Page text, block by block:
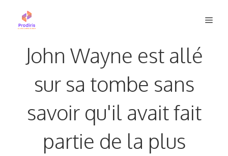
John Wayne est allé
sur sa tombe sans
savoir qu'il avait fait
partie de la plus